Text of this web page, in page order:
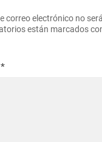
correo electrónico no
están marcados
*